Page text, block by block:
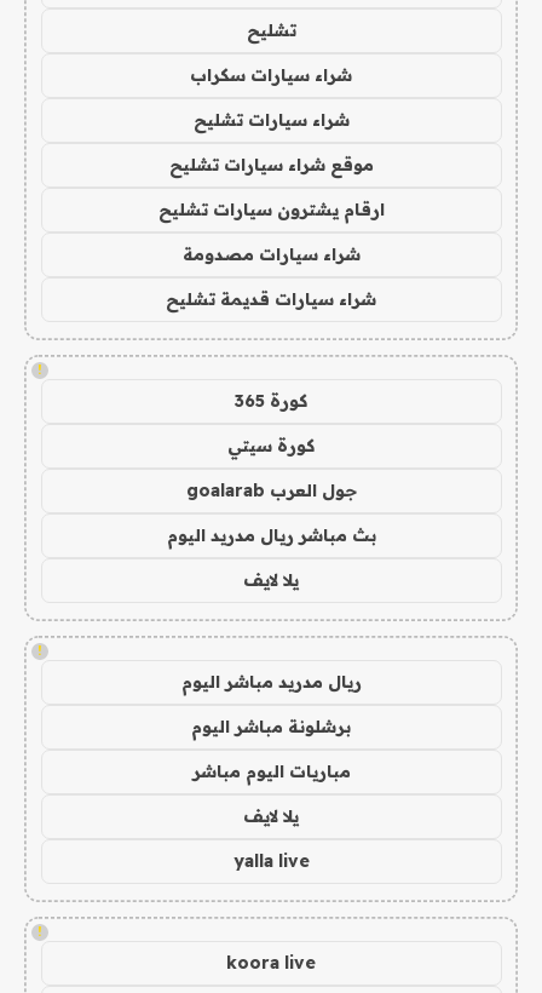
تشليح
شراء سيارات سكراب
شراء سيارات تشليح
موقع شراء سيارات تشليح
ارقام يشترون سيارات تشليح
شراء سيارات مصدومة
شراء سيارات قديمة تشليح
!
كورة 365
كورة سيتي
جول العرب goalarab
بث مباشر ريال مدريد اليوم
يلا لايف
!
ريال مدريد مباشر اليوم
برشلونة مباشر اليوم
مباريات اليوم مباشر
يلا لايف
yalla live
!
koora live